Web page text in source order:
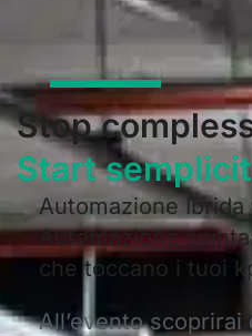
Stop
Start
Automazione Ibrida
Automazione
che toccano i tuoi
All’evento scoprirai